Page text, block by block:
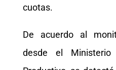
cuotas.
De acuerdo al
desde el Ministerio